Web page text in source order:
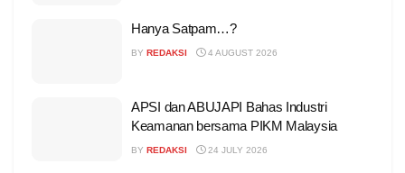
Hanya Satpam…?
BY REDAKSI 4 AUGUST 2026
APSI dan ABUJAPI Bahas Industri
Keamanan bersama PIKM Malaysia
BY REDAKSI 24 JULY 2026